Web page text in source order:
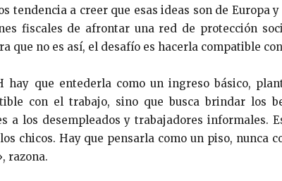
tendencia a creer que esas ideas son de Europa
fiscales de afrontar una red de protección
que no es así, el desafío es hacerla compatible
hay que entederla como un ingreso básico,
con el trabajo, sino que busca brindar los
a los desempleados y trabajadores informales.
chicos. Hay que pensarla como un piso, nunca
razona.